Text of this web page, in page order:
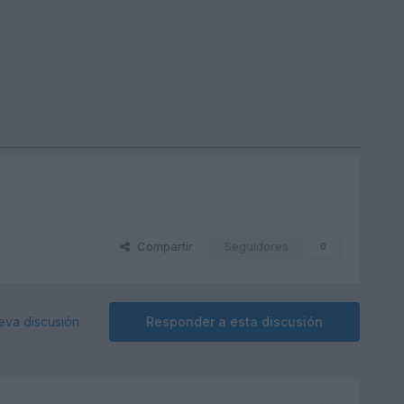
Compartir Seguidores 0
Responder a esta discusión
discusión